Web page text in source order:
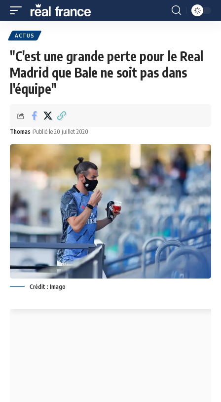
ACTUS
"C'est une grande perte pour le Real
Madrid que Bale ne soit pas dans
l'équipe"
Thomas Publié le 20 juillet 2020
Crédit : Imago